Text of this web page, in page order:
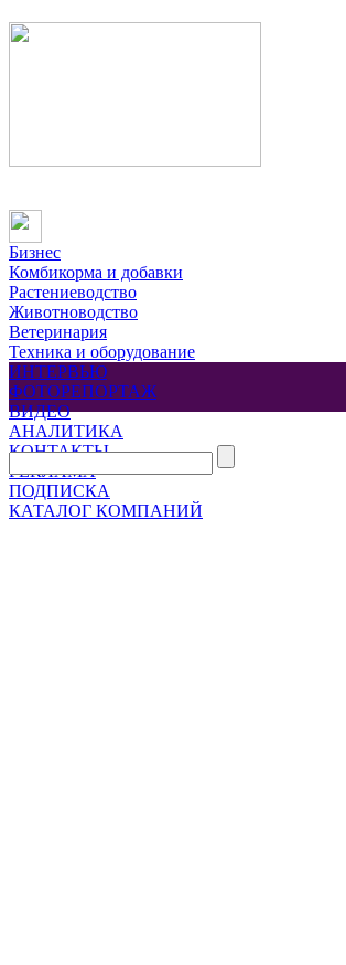
Бизнес
Комбикорма и добавки
Растениеводство
Животноводство
Ветеринария
Техника и оборудование
ИНТЕРВЬЮ
ФОТОРЕПОРТАЖ
ВИДЕО
АНАЛИТИКА
КОНТАКТЫ
РЕКЛАМА
ПОДПИСКА
КАТАЛОГ КОМПАНИЙ